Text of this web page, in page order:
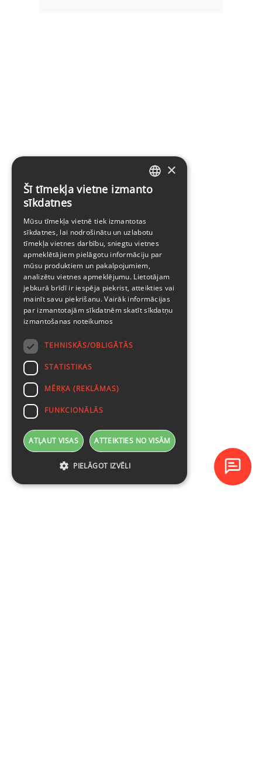
LATVIAN
×
Šī tīmekļa vietne izmanto
sīkdatnes
Mūsu tīmekļa vietnē tiek izmantotas
sīkdatnes, lai nodrošinātu un uzlabotu
tīmekļa vietnes darbību, sniegtu vietnes
apmeklētājiem pielāgotu informāciju par
mūsu produktiem un pakalpojumiem,
analizētu vietnes apmeklējumu. Lietotājam
jebkurā brīdī ir iespēja piekrist, atteikties vai
mainīt savu piekrišanu. Vairāk informācijas
par izmantotajām sīkdatnēm skatītsīkdatņu
izmantošanas noteikumos
TEHNISKĀS/OBLIGĀTĀS
STATISTIKAS
MĒRĶA (REKLĀMAS)
FUNKCIONĀLĀS
ATĻAUT VISAS ATTEIKTIES NO VISĀM
PIELĀGOT IZVĒLI